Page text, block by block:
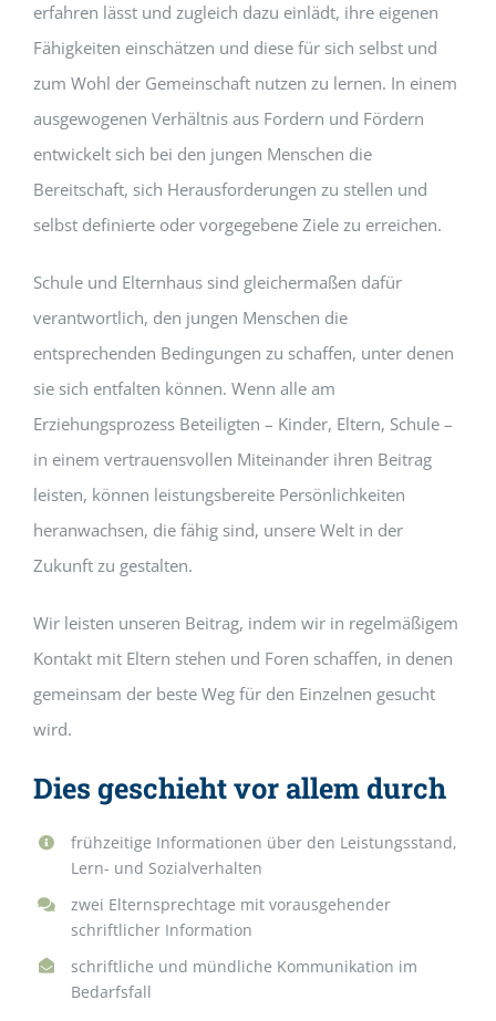
erfahren lässt und zugleich dazu einlädt, ihre eigenen
Fähigkeiten einschätzen und diese für sich selbst und
zum Wohl der Gemeinschaft nutzen zu lernen. In einem
ausgewogenen Verhältnis aus Fordern und Fördern
entwickelt sich bei den jungen Menschen die
Bereitschaft, sich Herausforderungen zu stellen und
selbst definierte oder vorgegebene Ziele zu erreichen.
Schule und Elternhaus sind gleichermaßen dafür
verantwortlich, den jungen Menschen die
entsprechenden Bedingungen zu schaffen, unter denen
sie sich entfalten können. Wenn alle am
Erziehungsprozess Beteiligten – Kinder, Eltern, Schule –
in einem vertrauensvollen Miteinander ihren Beitrag
leisten, können leistungsbereite Persönlichkeiten
heranwachsen, die fähig sind, unsere Welt in der
Zukunft zu gestalten.
Wir leisten unseren Beitrag, indem wir in regelmäßigem
Kontakt mit Eltern stehen und Foren schaffen, in denen
gemeinsam der beste Weg für den Einzelnen gesucht
wird.
Dies geschieht vor allem durch
frühzeitige Informationen über den Leistungsstand,
Lern- und Sozialverhalten
zwei Elternsprechtage mit vorausgehender
schriftlicher Information
schriftliche und mündliche Kommunikation im
Bedarfsfall